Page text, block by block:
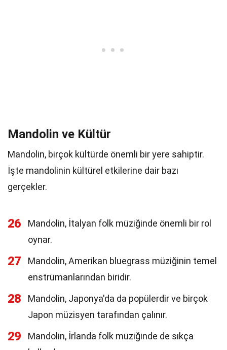
Mandolin ve Kültür
Mandolin, birçok kültürde önemli bir yere sahiptir.
İşte mandolinin kültürel etkilerine dair bazı
gerçekler.
26
Mandolin, İtalyan folk müziğinde önemli bir rol
oynar.
27
Mandolin, Amerikan bluegrass müziğinin temel
enstrümanlarından biridir.
28
Mandolin, Japonya'da da popülerdir ve birçok
Japon müzisyen tarafından çalınır.
29
Mandolin, İrlanda folk müziğinde de sıkça